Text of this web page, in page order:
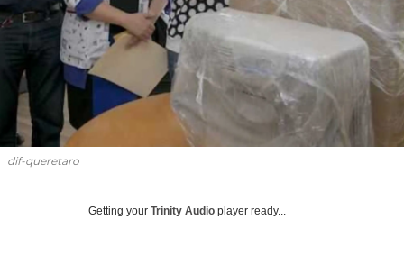
dif-queretaro
Getting your Trinity Audio player ready...